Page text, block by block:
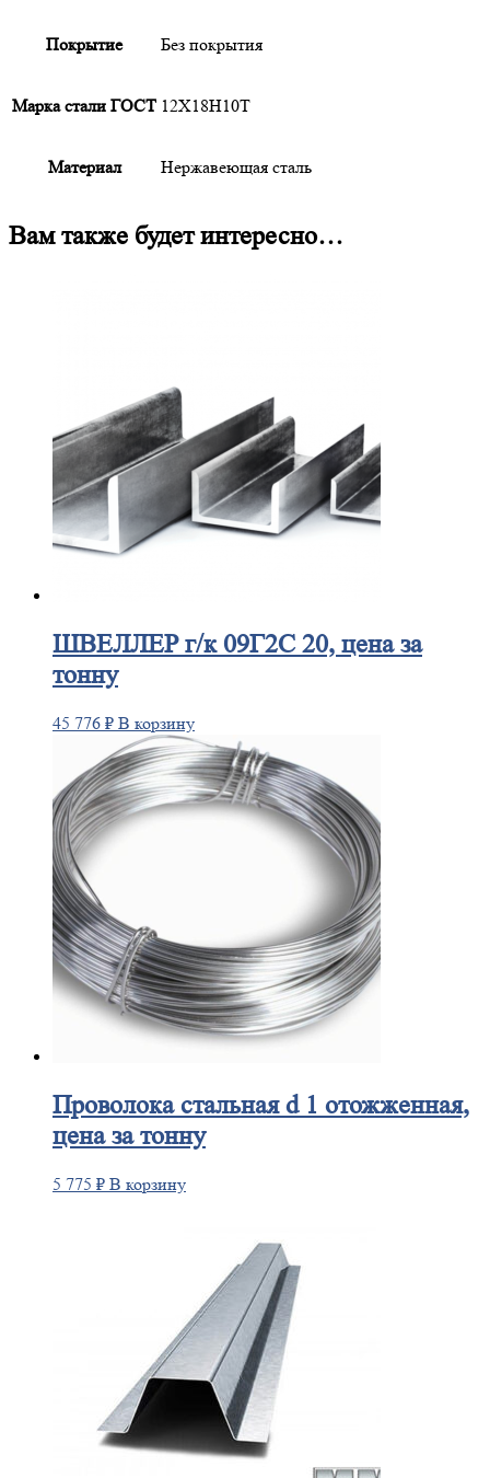
Покрытие Без покрытия
Марка стали ГОСТ 12Х18Н10Т
Материал Нержавеющая сталь
Вам также будет интересно…
ШВЕЛЛЕРг/к 09Г2С 20, цена за
тонну
45 776 ₽ В корзину
Проволокастальная d 1 отожженная,
цена за тонну
5 775 ₽ В корзину